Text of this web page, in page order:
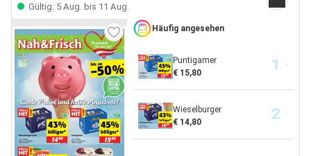
Gültig: 5 Aug. bis 11 Aug.
Häufig angesehen
Puntigamer
€ 15,80
Wieselburger
€ 14,80